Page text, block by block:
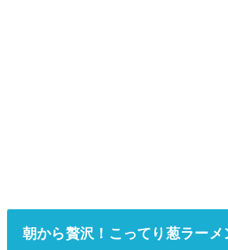
朝から贅沢！こってり葱ラーメ